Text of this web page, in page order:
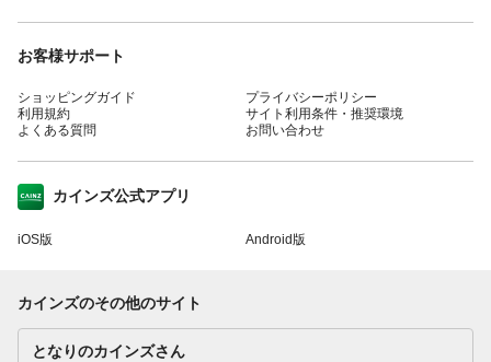
お客様サポート
ショッピングガイド
利用規約
よくある質問
プライバシーポリシー
サイト利用条件・推奨環境
お問い合わせ
カインズ公式アプリ
iOS版 Android版
カインズのその他のサイト
となりのカインズさん